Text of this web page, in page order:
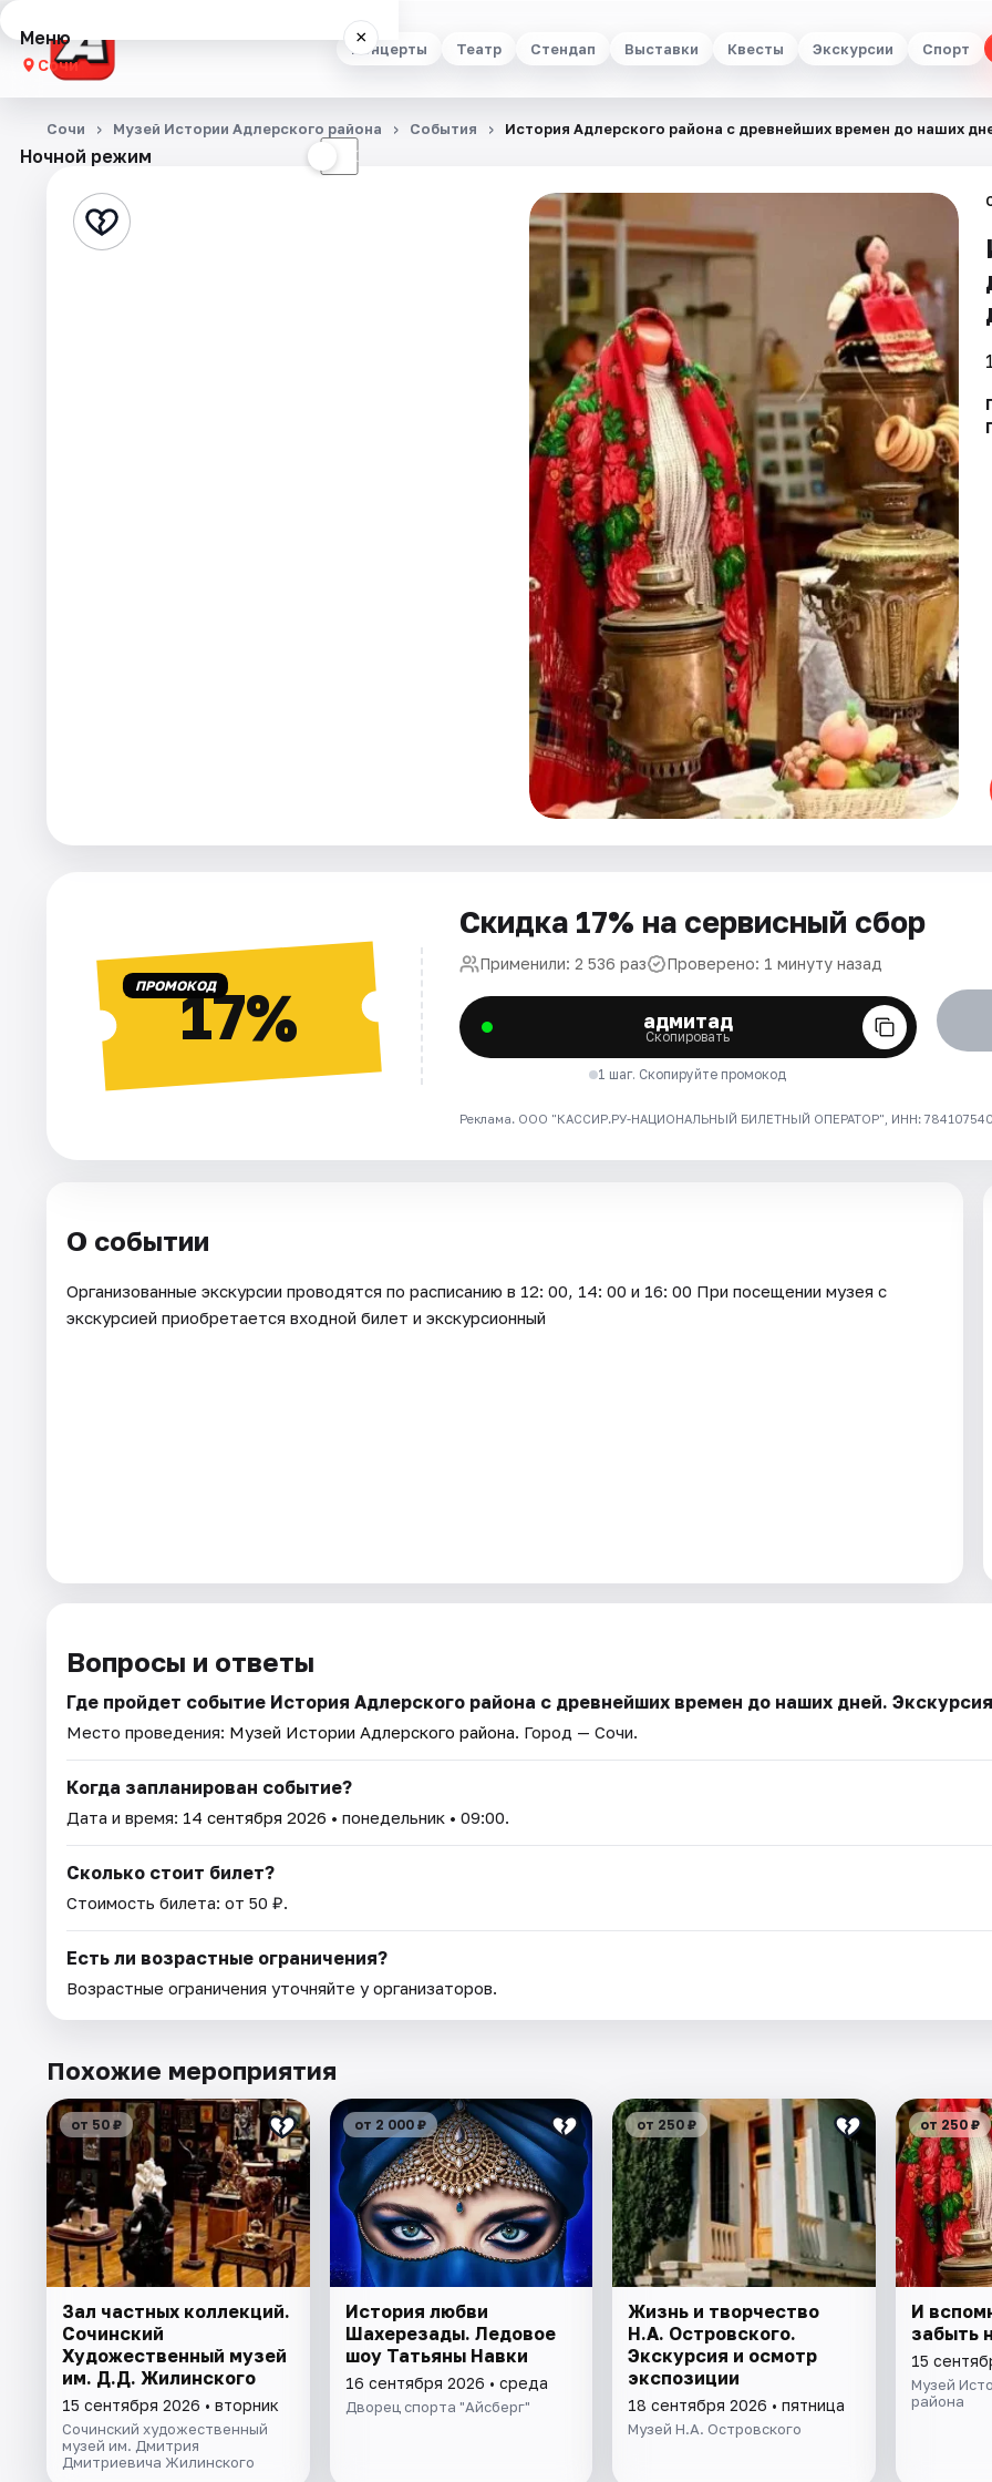
Концерты Театр Стендап Выставки Квесты Экскурсии Спорт
Меню ×
Сочи
Концерты
Стендап
Ночной режим ☾
Сочи Музей Истории Адлерского района События История Адлерского района с древнейших времен до наших
ПРОМОКОД17%
Скидка 17% на сервисный сбор
Применили: 2 536 раз Проверено: 1 минуту назад
адмитад
Скопировать
1 шаг. Скопируйте промокод
Реклама. ООО "КАССИР.РУ-НАЦИОНАЛЬНЫЙ БИЛЕТНЫЙ ОПЕРАТОР", ИНН: 7841075409
О событии
Организованные экскурсии проводятся по расписанию в 12: 00, 14: 00 и 16: 00 При посещении музея с
экскурсией приобретается входной билет и экскурсионный
Вопросы и ответы
Где пройдет событие История Адлерского района с древнейших времен до наших дней.
Место проведения: Музей Истории Адлерского района. Город — Сочи.
Когда запланирован событие?
Дата и время: 14 сентября 2026 • понедельник • 09:00.
Сколько стоит билет?
Стоимость билета: от 50 ₽.
Есть ли возрастные ограничения?
Возрастные ограничения уточняйте у организаторов.
Похожие мероприятия
от 50 ₽
Зал частных коллекций.
Сочинский
Художественный музей
им. Д.Д. Жилинского
15 сентября 2026 • вторник
Сочинский художественный
музей им. Дмитрия
Дмитриевича Жилинского
от 2 000 ₽
История любви
Шахерезады. Ледовое
шоу Татьяны Навки
16 сентября 2026 • среда
Дворец спорта "Айсберг"
от 250 ₽
Жизнь и творчество
Н.А. Островского.
Экскурсия и осмотр
экспозиции
18 сентября 2026 • пятница
Музей Н.А. Островского
от 250 ₽
И
забыть
15
Музей
района